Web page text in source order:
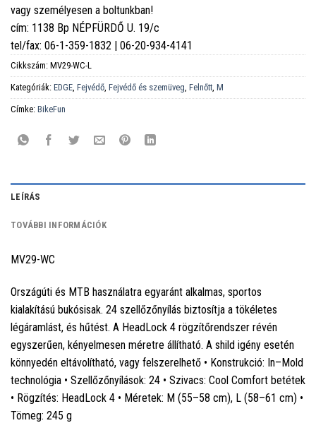
vagy személyesen a boltunkban!
cím: 1138 Bp NÉPFÜRDŐ U. 19/c
tel/fax: 06-1-359-1832 | 06-20-934-4141
Cikkszám: MV29-WC-L
Kategóriák: EDGE Fejvédő Fejvédő és szemüveg Felnőtt M
Címke: BikeFun
LEÍRÁS
TOVÁBBI INFORMÁCIÓK
MV29-WC
Országúti és MTB használatra egyaránt alkalmas, sportos
kialakítású bukósisak. 24 szellőzőnyílás biztosítja a tökéletes
légáramlást, és hűtést. A HeadLock 4 rögzítőrendszer révén
egyszerűen, kényelmesen méretre állítható. A shild igény esetén
könnyedén eltávolítható, vagy felszerelhető • Konstrukció: In–Mold
technológia • Szellőzőnyílások: 24 • Szivacs: Cool Comfort betétek
• Rögzítés: HeadLock 4 • Méretek: M (55–58 cm), L (58–61 cm) •
Tömeg: 245 g